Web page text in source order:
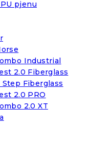
pjenu
Industrial
2.0 Fiberglass
Fiberglass
2.0 PRO
2.0 XT